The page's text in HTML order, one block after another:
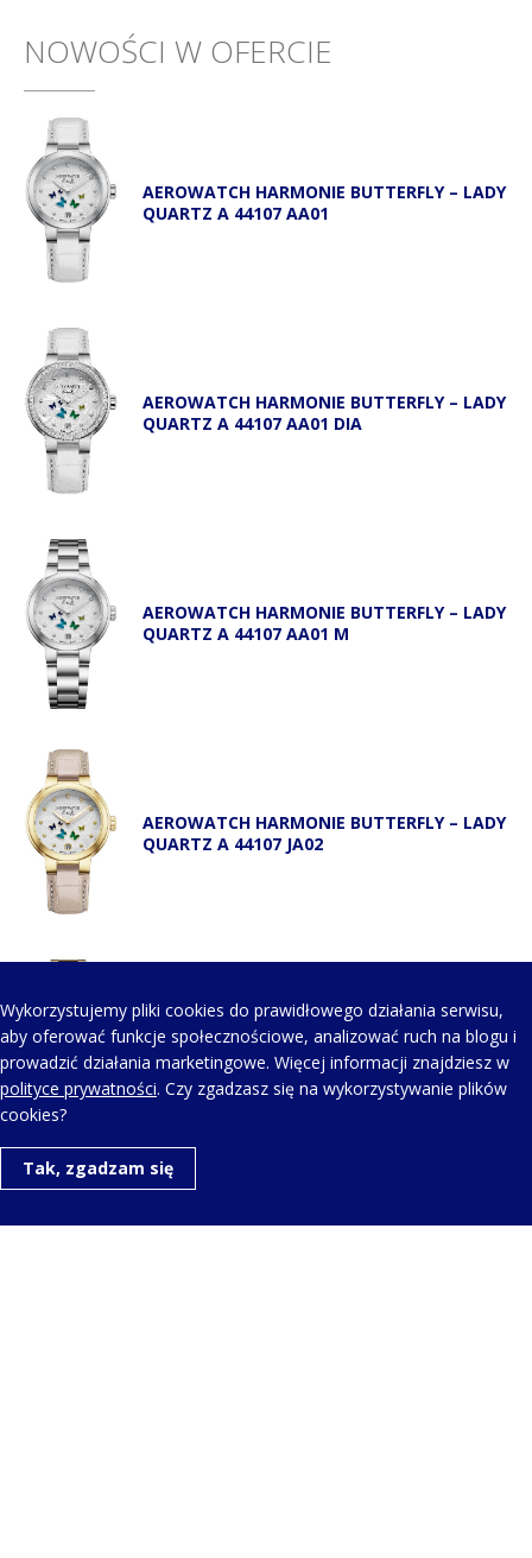
NOWOŚCI W OFERCIE
AEROWATCH HARMONIE BUTTERFLY – LADY
QUARTZ A 44107 AA01
AEROWATCH HARMONIE BUTTERFLY – LADY
QUARTZ A 44107 AA01 DIA
AEROWATCH HARMONIE BUTTERFLY – LADY
QUARTZ A 44107 AA01 M
AEROWATCH HARMONIE BUTTERFLY – LADY
QUARTZ A 44107 JA02
AEROWATCH HARMONIE BUTTERFLY – LADY
QUARTZ A 44107 JA02 M
KONTAKT Z NAMI
Wykorzystujemy pliki cookies do prawidłowego działania serwisu,
aby oferować funkcje społecznościowe, analizować ruch na blogu i
prowadzić działania marketingowe. Więcej informacji znajdziesz w
polityce prywatności. Czy zgadzasz się na wykorzystywanie plików
cookies?
Tak, zgadzam się